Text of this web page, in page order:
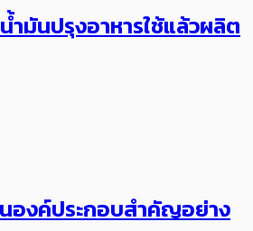
มันปรุงอาหารใช้แล้วผลิต
นองค์ประกอบสำคัญอย่าง